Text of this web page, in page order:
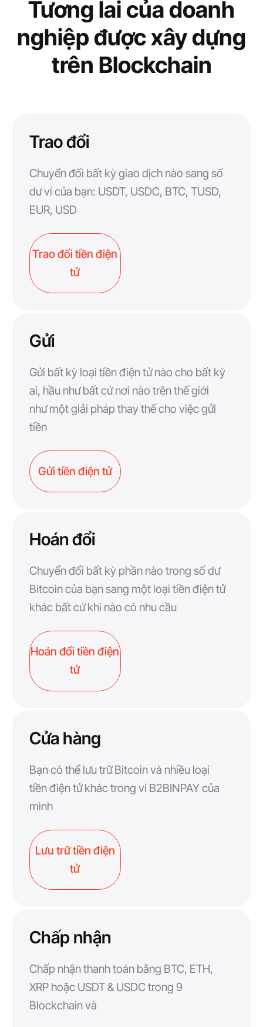
Tương lai của doanh
nghiệp được xây dựng
trên Blockchain
Trao đổi
Chuyển đổi bất kỳ giao dịch nào sang số
dư ví của bạn: USDT, USDC, BTC, TUSD,
EUR, USD
Trao đổi tiền điện
tử
Gửi
Gửi bất kỳ loại tiền điện tử nào cho bất kỳ
ai, hầu như bất cứ nơi nào trên thế giới
như một giải pháp thay thế cho việc gửi
tiền
Gửi tiền điện tử
Hoán đổi
Chuyển đổi bất kỳ phần nào trong số dư
Bitcoin của bạn sang một loại tiền điện tử
khác bất cứ khi nào có nhu cầu
Hoán đổi tiền điện
tử
Cửa hàng
Bạn có thể lưu trữ Bitcoin và nhiều loại
tiền điện tử khác trong ví B2BINPAY của
mình
Lưu trữ tiền điện
tử
Chấp nhận
Chấp nhận thanh toán bằng BTC, ETH,
XRP hoặc USDT & USDC trong 9
Blockchain và